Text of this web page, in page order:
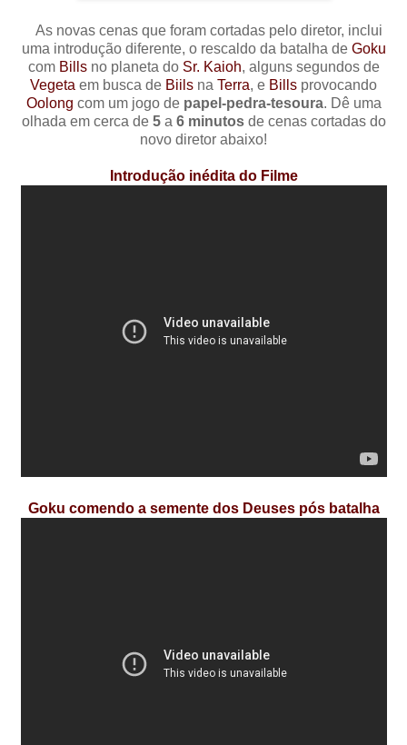
As novas cenas que foram cortadas pelo diretor, inclui
uma introdução diferente, o rescaldo da batalha de Goku
com Billsno planeta do Sr. Kaioh, alguns segundos de
Vegeta em busca de Biils na Terra, e Bills provocando
Oolong com um jogo de papel-pedra-tesoura. Dê uma
olhada em cerca de 5a 6 minutosde cenas cortadas do
novo diretor abaixo!
Introdução inédita do Filme
Goku comendo a semente dos Deuses pós batalha